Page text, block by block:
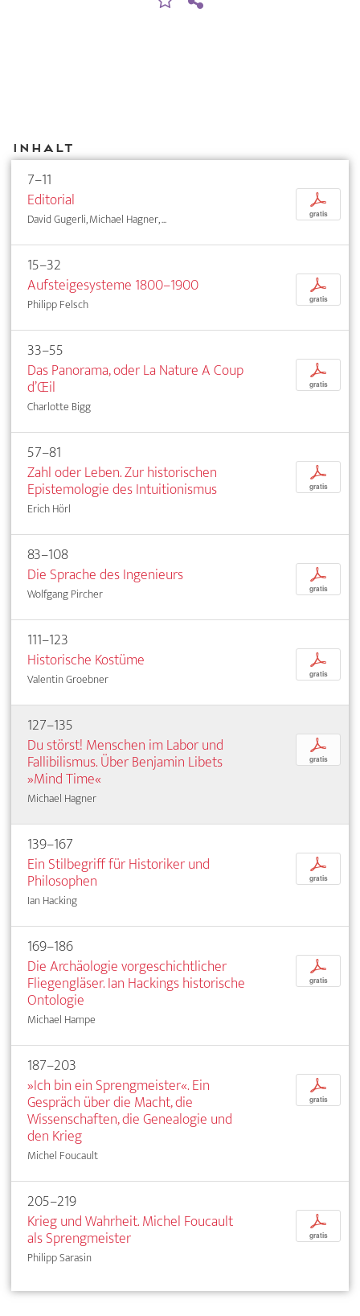
Inhalt
7–11
Editorial
David Gugerli, Michael Hagner, ...
p
gratis
15–32
Aufsteigesysteme 1800–1900
Philipp Felsch
p
gratis
33–55
Das Panorama, oder La Nature A Coup
d’Œil
Charlotte Bigg
p
gratis
57–81
Zahl oder Leben. Zur historischen
Epistemologie des Intuitionismus
Erich Hörl
p
gratis
83–108
Die Sprache des Ingenieurs
Wolfgang Pircher
p
gratis
111–123
Historische Kostüme
Valentin Groebner
p
gratis
127–135
Du störst! Menschen im Labor und
Fallibilismus. Über Benjamin Libets
»Mind Time«
Michael Hagner
p
gratis
139–167
Ein Stilbegriff für Historiker und
Philosophen
Ian Hacking
p
gratis
169–186
Die Archäologie vorgeschichtlicher
Fliegengläser. Ian Hackings historische
Ontologie
Michael Hampe
p
gratis
187–203
»Ich bin ein Sprengmeister«. Ein
Gespräch über die Macht, die
Wissenschaften, die Genealogie und
den Krieg
Michel Foucault
p
gratis
205–219
Krieg und Wahrheit. Michel Foucault
als Sprengmeister
Philipp Sarasin
p
gratis